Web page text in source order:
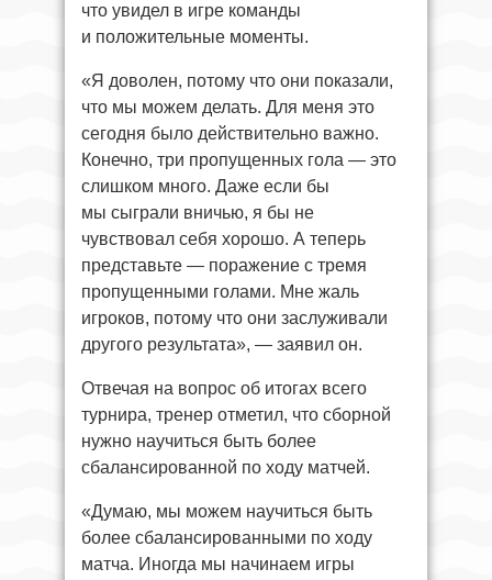
что увидел в игре команды
и положительные моменты.
«Я доволен, потому что они показали,
что мы можем делать. Для меня это
сегодня было действительно важно.
Конечно, три пропущенных гола — это
слишком много. Даже если бы
мы сыграли вничью, я бы не
чувствовал себя хорошо. А теперь
представьте — поражение с тремя
пропущенными голами. Мне жаль
игроков, потому что они заслуживали
другого результата», — заявил он.
Отвечая на вопрос об итогах всего
турнира, тренер отметил, что сборной
нужно научиться быть более
сбалансированной по ходу матчей.
«Думаю, мы можем научиться быть
более сбалансированными по ходу
матча. Иногда мы начинаем игры